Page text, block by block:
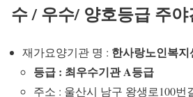
수 / 우수/ 양호등급 주
재가요양기관 명 : 한사랑노인복지
등급 : 최우수기관 A등급
주소 : 울산시 남구 왕생로100번